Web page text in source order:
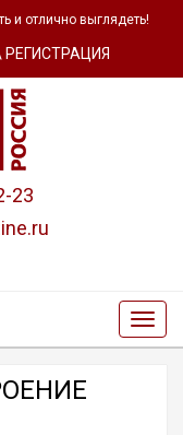
и отлично выглядеть!
23